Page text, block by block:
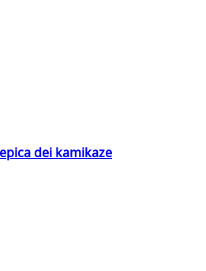
dei kamikaze